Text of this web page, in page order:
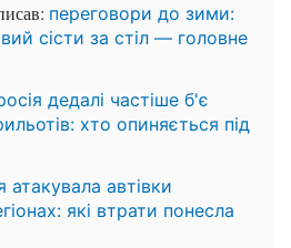
переговори до зими:
сісти за стіл — головне
дедалі частіше б'є
хто опиняється під
атакувала автівки
які втрати понесла